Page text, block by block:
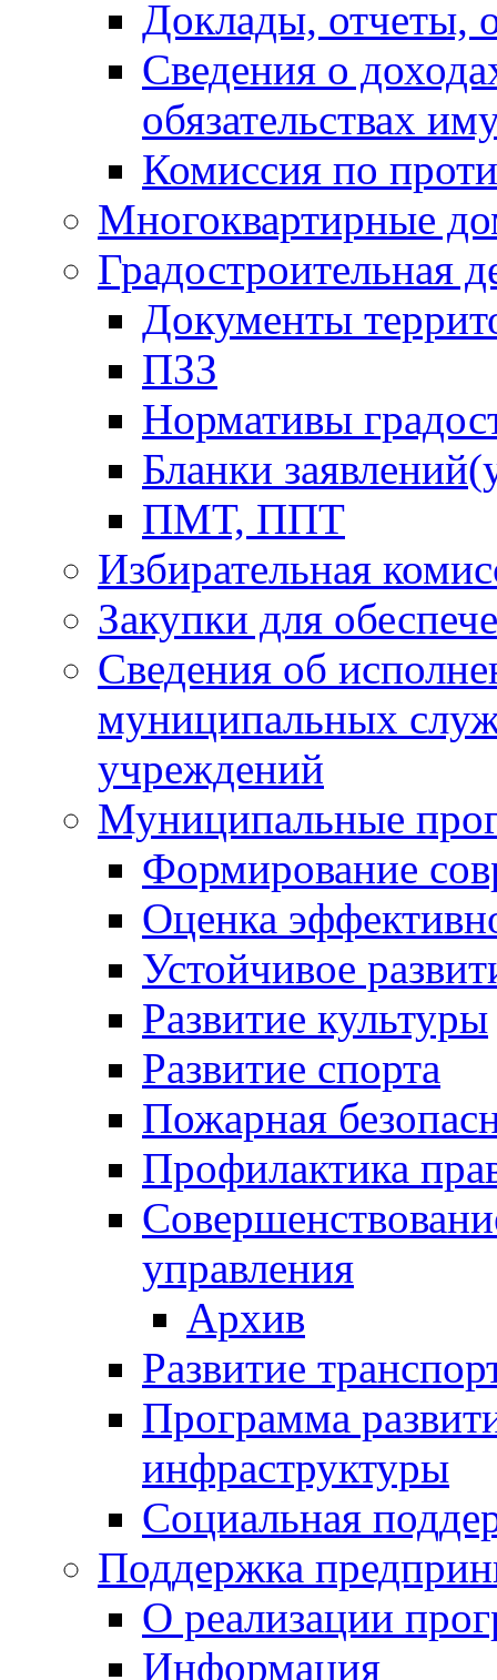
Доклады, отчеты,
Сведения о
обязательствах
Комиссия по
Многоквартирные
Градостроительная
Документы
ПЗЗ
Нормативы
Бланки
ПМТ, ППТ
Избирательная
Закупки для
Сведения об
муниципальных
учреждений
Муниципальные
Формирование
Оценка
Устойчивое
Развитие культуры
Развитие спорта
Пожарная
Профилактика
управления
Архив
Развитие
Программа
инфраструктуры
Социальная
Поддержка
О реализации
Информация